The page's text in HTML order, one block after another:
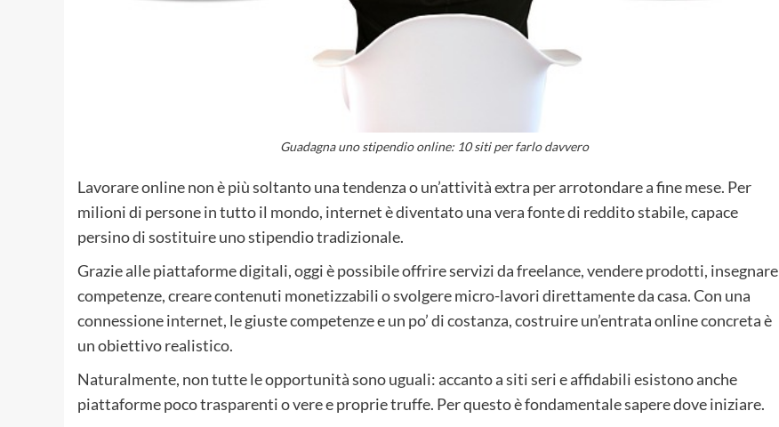
Guadagna uno stipendio online: 10 siti per farlo davvero
Lavorare online non è più soltanto una tendenza o un’attività extra per arrotondare a fine mese. Per
milioni di persone in tutto il mondo, internet è diventato una vera fonte di reddito stabile, capace
persino di sostituire uno stipendio tradizionale.
Grazie alle piattaforme digitali, oggi è possibile offrire servizi da freelance, vendere prodotti, insegnare
competenze, creare contenuti monetizzabili o svolgere micro-lavori direttamente da casa. Con una
connessione internet, le giuste competenze e un po’ di costanza, costruire un’entrata online concreta è
un obiettivo realistico.
Naturalmente, non tutte le opportunità sono uguali: accanto a siti seri e affidabili esistono anche
piattaforme poco trasparenti o vere e proprie truffe. Per questo è fondamentale sapere dove iniziare.